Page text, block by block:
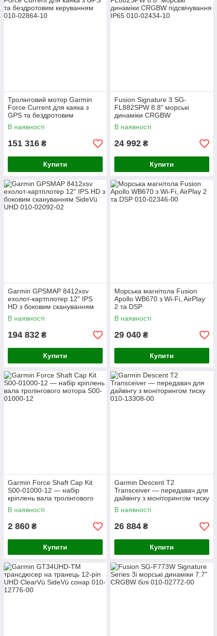
Тролінговий мотор Garmin
Force Current для каяка з
GPS та бездротовим
керуванням
В наявності
151 316 ₴
Купити
Fusion Signature 3 SG-
FL882SPW 8.8" морські
динаміки CRGBW
підсвічування IP65
В наявності
24 992 ₴
Купити
Garmin GPSMAP 8412xsv
ехолот-картплотер 12" IPS
HD з боковим скануванням
SideVü UHD
В наявності
194 832 ₴
Купити
Морська магнітола Fusion
Apollo WB670 з Wi-Fi, AirPlay
2 та DSP
В наявності
29 040 ₴
Купити
Garmin Force Shaft Cap Kit
S00-01000-12 — набір
кріплень вала тролінгового
мотора
В наявності
2 860 ₴
Купити
Garmin Descent T2
Transceiver — передавач для
дайвінгу з моніторингом тиску
В наявності
26 884 ₴
Купити